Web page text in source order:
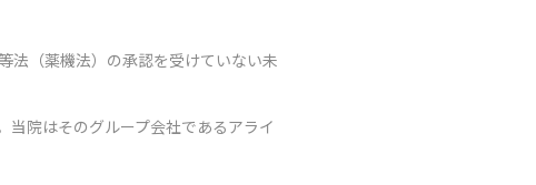
法（薬機法）の承認を受けていない未
院はそのグループ会社であるアライ